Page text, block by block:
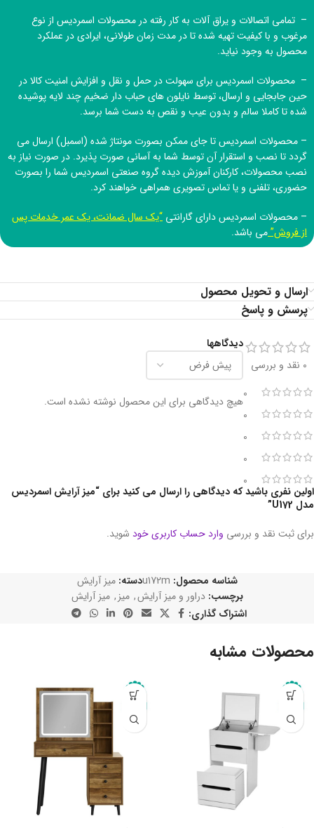
– تمامی اتصالات و یراق آلات به کار رفته در محصولات اسمردیس از نوع
مرغوب و با کیفیت تهیه شده تا در مدت زمان طولانی، ایرادی در عملکرد
محصول به وجود نیاید.
– محصولات اسمردیس برای سهولت در حمل و نقل و افزایش امنیت کالا در
حین جابجایی و ارسال، توسط نایلون های حباب دار ضخیم چند لایه پوشیده
شده تا کاملا سالم و بدون عیب و نقص به دست شما برسد.
– محصولات اسمردیس تا جای ممکن بصورت مونتاژ شده (اسمبل) ارسال می
گردد تا نصب و استقرار آن توسط شما به آسانی صورت پذیرد. در صورت نیاز به
نصب محصولات، کارکنان آموزش دیدهگروه صنعتی اسمردیس شما را بصورت
حضوری، تلفنی و یا تماس تصویری همراهی خواهند کرد.
– محصولات اسمردیس دارای گارانتی “یک سال ضمانت، یک عمر خدمات پس
از فروش”می باشد.
ارسال و تحویل محصول
پرسش و پاسخ
0 نقد و بررسی
0
0
0
0
0
دیدگاهها
هیچ دیدگاهی برای این محصول نوشته نشده است.
اولین نفری باشید که دیدگاهی را ارسال می کنید برای “میز آرایش اسمردیس
مدل U172”
برای ثبت نقد و بررسی وارد حساب کاربری خود شوید.
شناسه محصول: u172mدسته: میز آرایش
برچسب: دراور و میز آرایش, میز , میز آرایش
اشتراک گذاری:
محصولات مشابه
-10%